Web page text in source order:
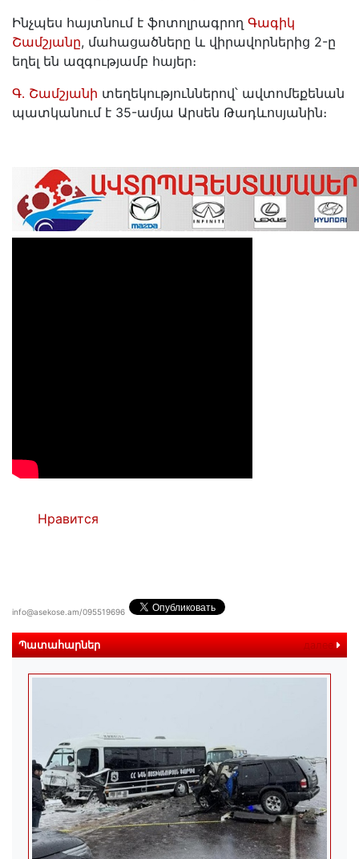
Ինչպես հայտնում է ֆոտոլրագրող Գագիկ
Շամշյանը, մահացածները և վիրավորներից 2-ը
եղել են ազգությամբ հայեր։
Գ․ Շամշյանի տեղեկություններով՝ ավտոմեքենան
պատկանում է 35-ամյա Արսեն Թադևոսյանին։
Нравится
info@asekose.am/095519696
Պատահարներ далее